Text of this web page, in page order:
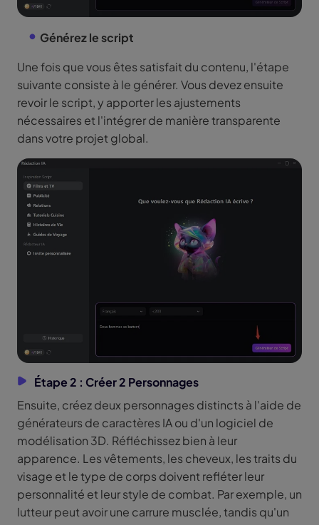
Générez le script
Une fois que vous êtes satisfait du contenu, l'étape
suivante consiste à le générer. Vous devez ensuite
revoir le script, y apporter les ajustements
nécessaires et l'intégrer de manière transparente
dans votre projet global.
Étape 2 : Créer 2 Personnages
Ensuite, créez deux personnages distincts à l'aide de
générateurs de caractères IA ou d'un logiciel de
modélisation 3D. Réfléchissez bien à leur
apparence. Les vêtements, les cheveux, les traits du
visage et le type de corps doivent refléter leur
personnalité et leur style de combat. Par exemple, un
lutteur peut avoir une carrure musclée, tandis qu'un